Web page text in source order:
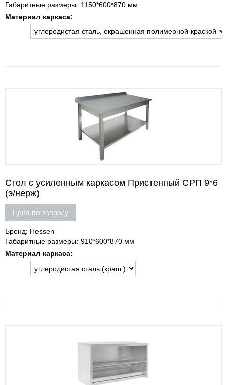
Габаритные размеры: 1150*600*870 мм
Материал каркаса:
Стол с усиленным каркасом Пристенный СРП 9*6
(э/нерж)
Цена по запросу
Бренд: Hessen
Габаритные размеры: 910*600*870 мм
Материал каркаса: